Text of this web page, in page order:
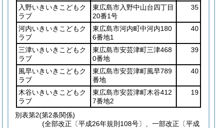
入野いきいきこどもク
ラブ
東広島市入野中山台四丁目
20番1号
35
河内いきいきこどもク
ラブ
東広島市河内町中河内180
6番地1
40
三津いきいきこどもク
ラブ
東広島市安芸津町三津468
0番地
39
風早いきいきこどもク
ラブ
東広島市安芸津町風早789
番地
40
木谷いきいきこどもク
ラブ
東広島市安芸津町木谷412
7番地2
19
別表第2(第2条関係)
(全部改正〔平成26年規則108号〕、一部改正〔平成